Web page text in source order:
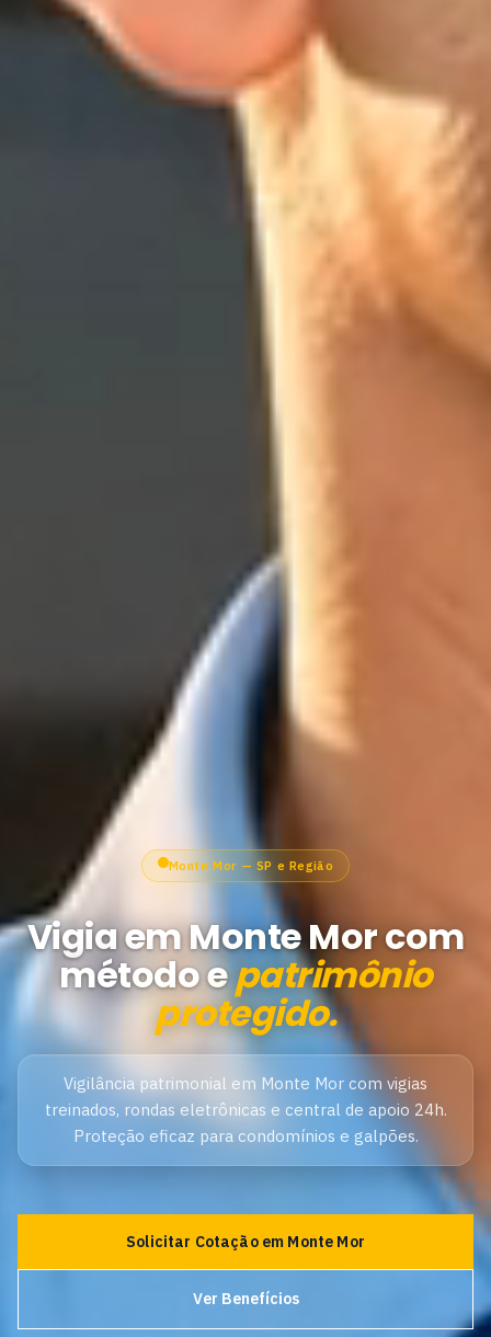
Monte Mor — SP e Região
Vigia em Monte Mor com
método epatrimônio
protegido.
Vigilância patrimonial em Monte Mor com vigias
treinados, rondas eletrônicas e central de apoio 24h.
Proteção eficaz para condomínios e galpões.
Solicitar Cotação em Monte Mor
Ver Benefícios